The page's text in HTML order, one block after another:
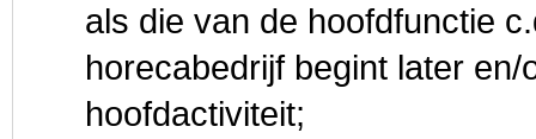
als die van de hoofdfunctie
horecabedrijf begint later
hoofdactiviteit;